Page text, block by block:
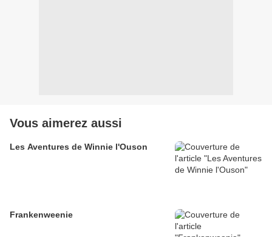
Vous aimerez aussi
Les Aventures de Winnie l'Ouson
Frankenweenie